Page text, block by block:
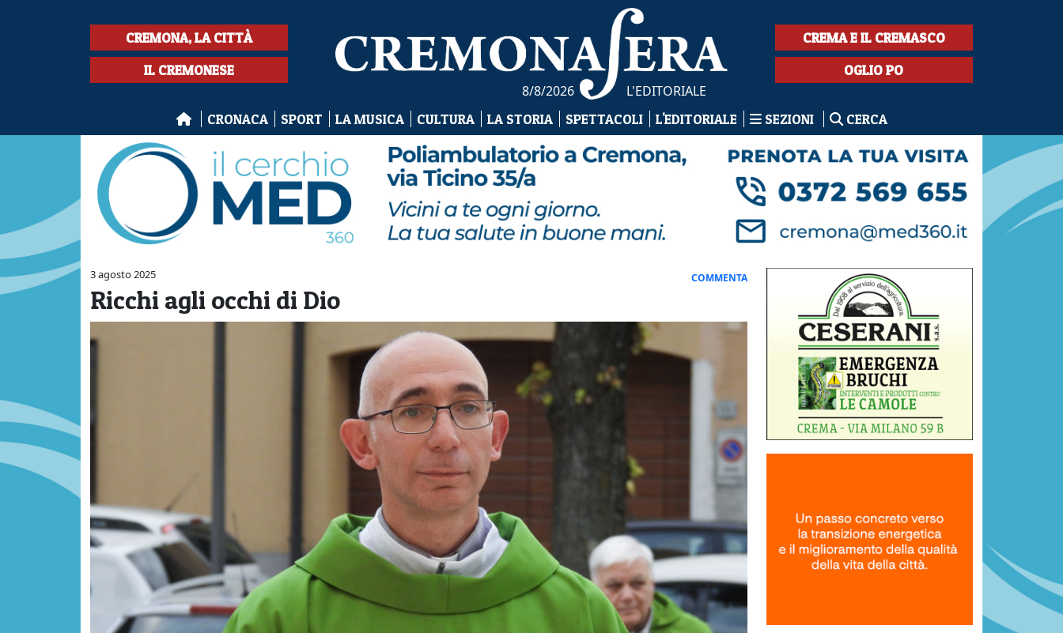
CREMONA, LA CITTÀ
IL CREMONESE
8/8/2026 L'EDITORIALE
CREMA E IL CREMASCO
OGLIO PO
CRONACA SPORT LA MUSICA CULTURA LA STORIA SPETTACOLI L'EDITORIALE SEZIONI CERCA
3 agosto 2025 COMMENTA
Ricchi agli occhi di Dio